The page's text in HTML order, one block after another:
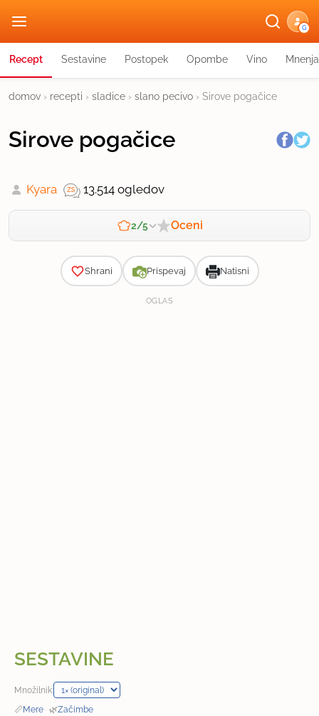
G
Recept Sestavine Postopek Opombe Vino Mnenja
domov › recepti › sladice › slano pecivo › Sirove pogačice
Sirove pogačice
Kyara 13.514 ogledov
2/5 Oceni
Shrani Prispevaj Natisni
OGLAS
SESTAVINE
Množilnik:
📏Mere · 🌿Začimbe